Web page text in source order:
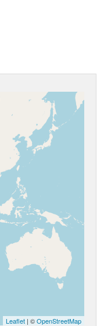
Leaflet | ©OpenStreetMap